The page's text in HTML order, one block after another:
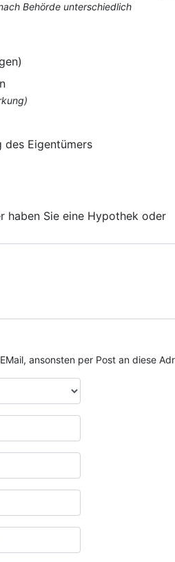
Behörde unterschiedlich
des Eigentümers
haben Sie eine Hypothek oder
ansonsten per Post an diese